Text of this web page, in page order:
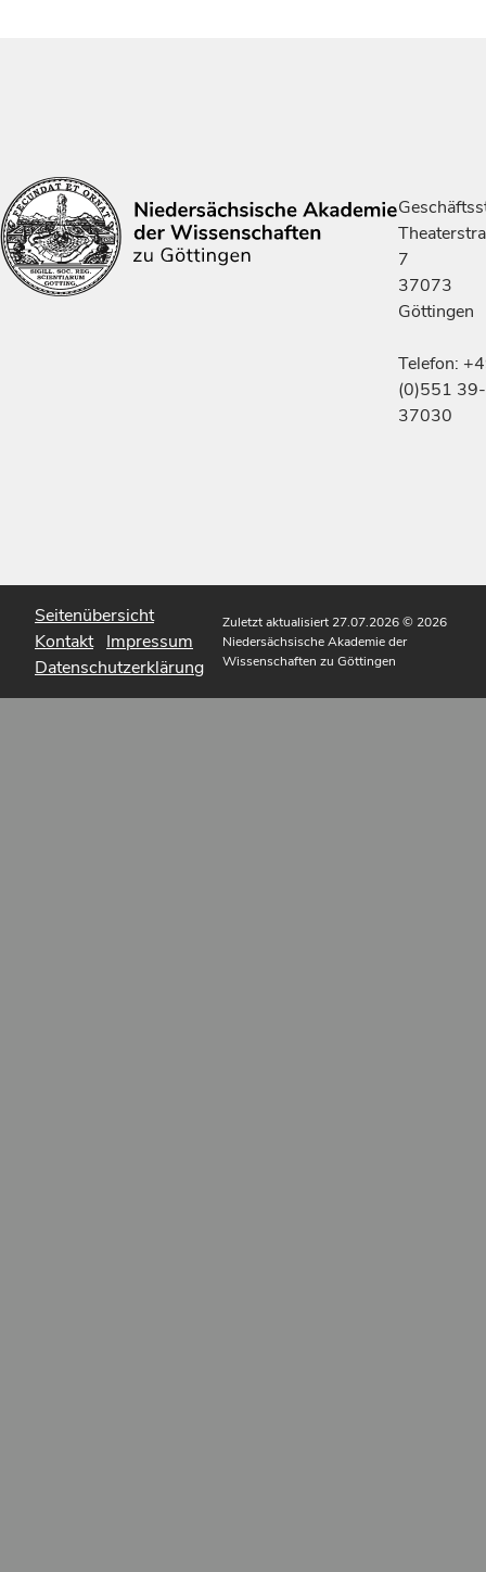
7
37073
Göttingen
Telefon:
(0)551 39-
37030
Seitenübersicht
Kontakt Impressum
Datenschutzerklärung
Zuletzt aktualisiert 27.07.2026© 2026
Niedersächsische Akademie der
Wissenschaften zu Göttingen